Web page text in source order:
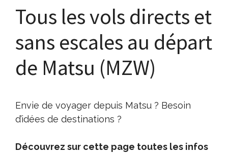
Tous les vols directs et
sans escales au départ
de Matsu (MZW)
Envie de voyager depuis Matsu ? Besoin
d’idées de destinations ?
Découvrez sur cette page toutes les infos